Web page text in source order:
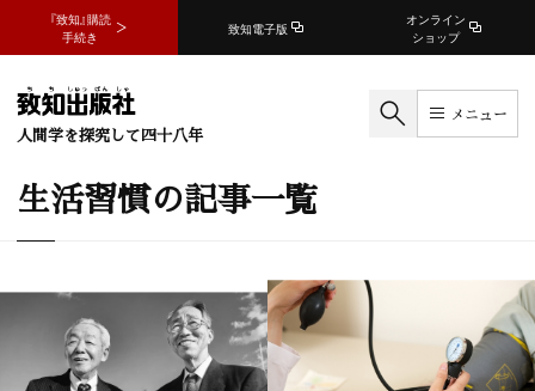
『致知』購読
手続き
致知電子版
オンライン
ショップ
人間学を探究して四十八年
メニュー
生活習慣の記事一覧